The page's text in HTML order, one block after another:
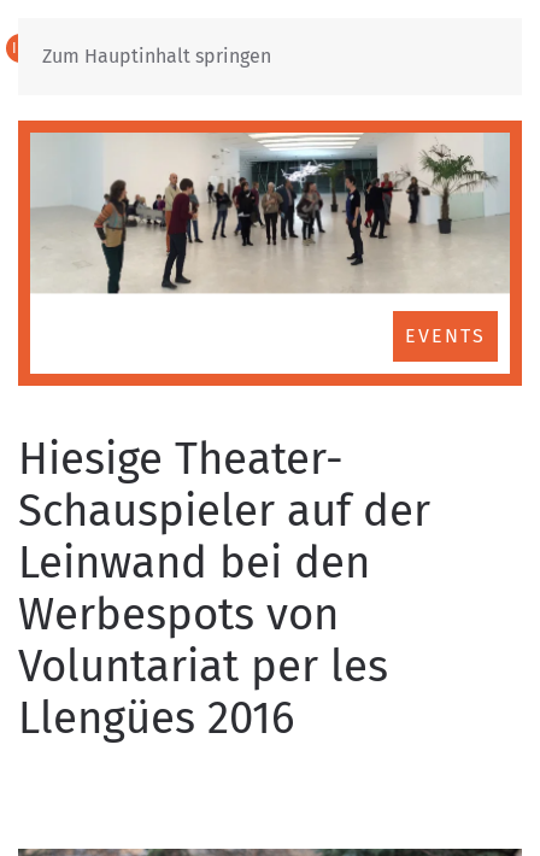
Zum Hauptinhalt springen
IT DE
EVENTS
Hiesige Theater-
Schauspieler auf der
Leinwand bei den
Werbespots von
Voluntariat per les
Llengües 2016